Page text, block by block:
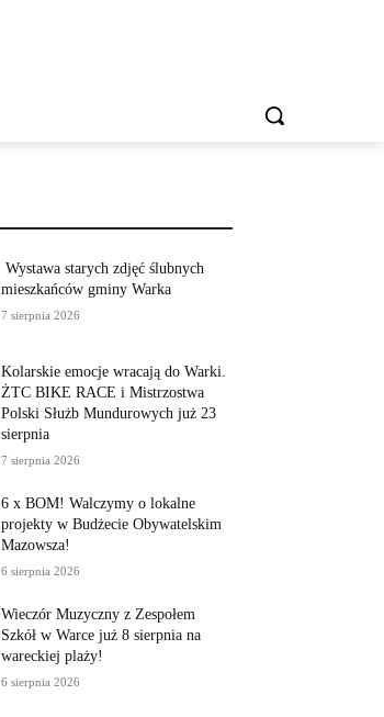
WIĘCEJ
Wystawa starych zdjęć ślubnych
mieszkańców gminy Warka
7 sierpnia 2026
Kolarskie emocje wracają do Warki.
ŻTC BIKE RACE i Mistrzostwa
Polski Służb Mundurowych już 23
sierpnia
7 sierpnia 2026
6 x BOM! Walczymy o lokalne
projekty w Budżecie Obywatelskim
Mazowsza!
6 sierpnia 2026
Wieczór Muzyczny z Zespołem
Szkół w Warce już 8 sierpnia na
wareckiej plaży!
6 sierpnia 2026